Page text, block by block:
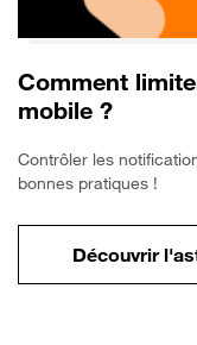
Comment
mobile ?
Contrôler les
bonnes pratiques !
Découvrir